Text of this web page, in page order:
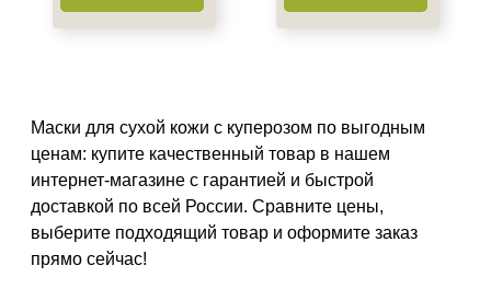
Показать еще
Возраст
Любой возраст (от 18 лет)
После 20
Маски для сухой кожи с куперозом по выгодным
ценам: купите качественный товар в нашем
интернет-магазине с гарантией и быстрой
доставкой по всей России. Сравните цены,
выберите подходящий товар и оформите заказ
прямо сейчас!